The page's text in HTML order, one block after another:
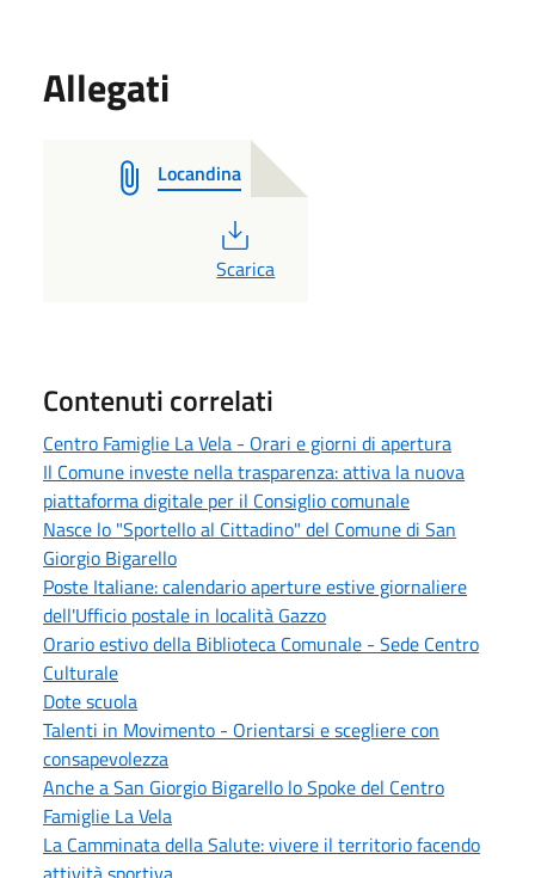
Allegati
Locandina
PDF
Scarica
Contenuti correlati
Centro Famiglie La Vela - Orari e giorni di apertura
Il Comune investe nella trasparenza: attiva la nuova
piattaforma digitale per il Consiglio comunale
Nasce lo "Sportello al Cittadino" del Comune di San
Giorgio Bigarello
Poste Italiane: calendario aperture estive giornaliere
dell'Ufficio postale in località Gazzo
Orario estivo della Biblioteca Comunale - Sede Centro
Culturale
Dote scuola
Talenti in Movimento - Orientarsi e scegliere con
consapevolezza
Anche a San Giorgio Bigarello lo Spoke del Centro
Famiglie La Vela
La Camminata della Salute: vivere il territorio facendo